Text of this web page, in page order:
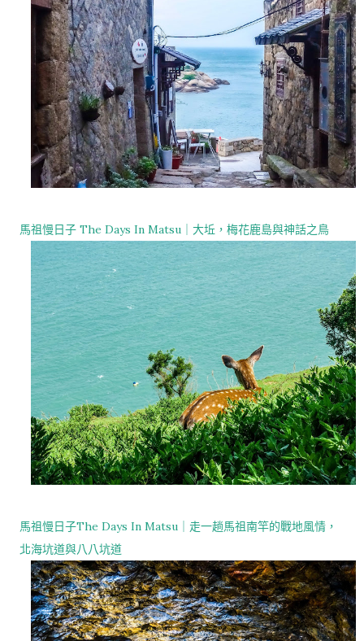
馬祖慢日子 The Days In Matsu｜大坵，梅花鹿島與神話之鳥
馬祖慢日子The Days In Matsu｜走一趟馬祖南竿的戰地風情，
北海坑道與八八坑道